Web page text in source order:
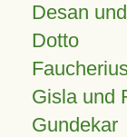
Desan
Dotto
Gisla und
Gundekar